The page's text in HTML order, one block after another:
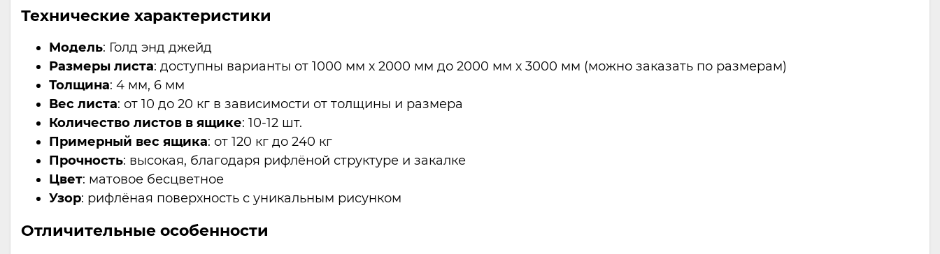
Технические характеристики
Модель: Голд энд джейд
Размеры листа: доступны варианты от 1000 мм х 2000 мм до 2000 мм х 3000 мм (можно заказать по размерам)
Толщина: 4 мм, 6 мм
Вес листа: от 10 до 20 кг в зависимости от толщины и размера
Количество листов в ящике: 10-12 шт.
Примерный вес ящика: от 120 кг до 240 кг
Прочность: высокая, благодаря рифлёной структуре и закалке
Цвет: матовое бесцветное
Узор: рифлёная поверхность с уникальным рисунком
Отличительные особенности